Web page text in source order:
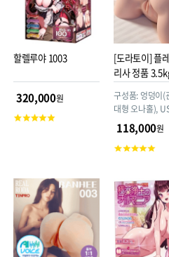
할렐루야 1003
320,000원
고
[도라토이] 플
리사 정품
뉴얼 제품)
구성품: 엉덩이(
대형 오나홀),
스틱(열이 금방
1분 이상 사용하
요), 규조토 드라
118,000원
고
점